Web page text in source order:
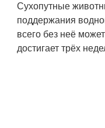
Сухопутные
поддержания
всего без неё
достигает трёх